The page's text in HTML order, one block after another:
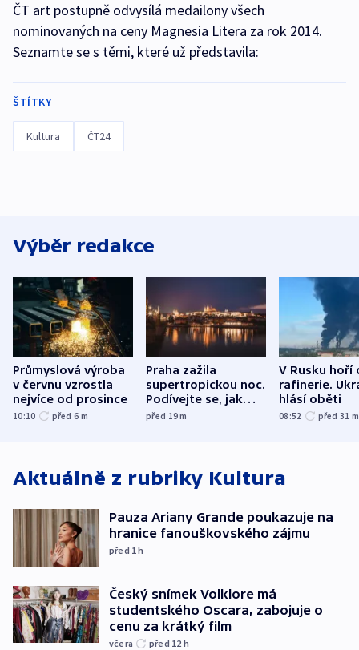
ČT art postupně odvysílá medailony všech
nominovaných na ceny Magnesia Litera za rok 2014.
Seznamte se s těmi, které už představila:
ŠTÍTKY
Kultura ČT24
Výběr redakce
Průmyslová výroba
v červnu vzrostla
nejvíce od prosince
10:10 před 6 m
Praha zažila
supertropickou noc.
Podívejte se, jak
bylo u vás
před 19m
V Rusku hoří
rafinerie.
hlásí oběti
08:52 před 31 m
Aktuálně z rubriky Kultura
Pauza Ariany Grande poukazuje na
hranice fanouškovského zájmu
před 1h
Český snímek Volklore má
studentského Oscara, zabojuje o
cenu za krátký film
včera před 12 h